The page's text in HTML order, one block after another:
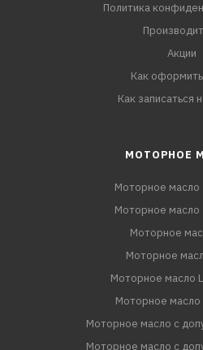
Политика
Акции
Как оформить
Как записаться
МОТОРНОЕ
Моторное масло
Моторное масло
Моторное
Моторное
Моторное масло
Моторное масло
Моторное масло с
Моторное масло с